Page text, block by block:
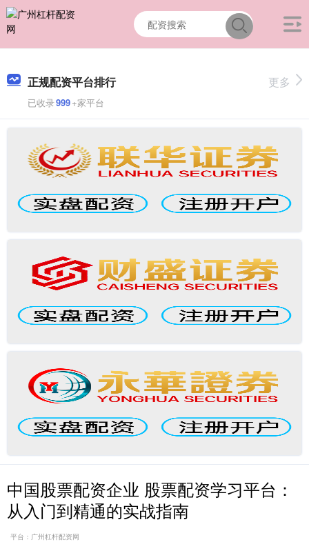
正规配资平台排行
已收录999+家平台
更多
中国股票配资企业 股票配资学习平台：
从入门到精通的实战指南
平台：广州杠杆配资网